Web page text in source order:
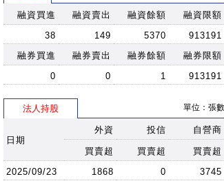
融資買進 融資賣出 融資餘額
融資限額
38
149 5370
913191
融券買進
融券賣出 融券餘額
融券限額
0
0 1 913191
法人持股 單位：張數
日期
外資 投信 自營商
買賣超 買賣超
買賣超
2025/09/23
1868 0
3745